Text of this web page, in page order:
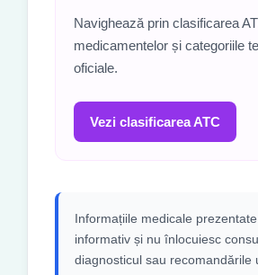
Navighează prin clasificarea
medicamentelor și categoriile
oficiale.
Vezi clasificarea ATC
Informațiile medicale
informativ și nu înlocuiesc
diagnosticul sau recomandările